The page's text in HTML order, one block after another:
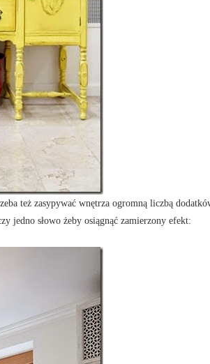
też zasypywać wnętrza ogromną liczbą
jedno słowo żeby osiągnąć zamierzony efekt: